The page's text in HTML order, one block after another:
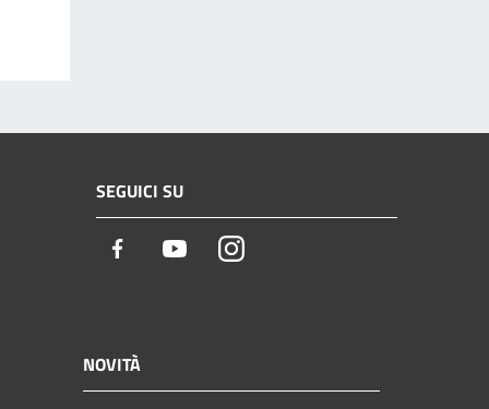
SEGUICI SU
Facebook YoutubeInstagram
NOVITÀ